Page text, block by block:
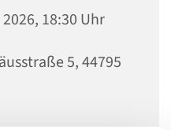
18:30 Uhr
5, 44795